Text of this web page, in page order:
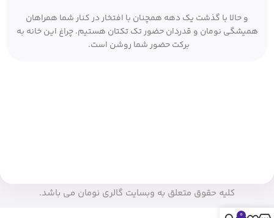
و حالا با گذشت یک دهه همچنان با افتخار در کنار شما همراهان
همیشگی نومان و قدردان حضور تک تکتان هستیم. چراغ این خانه به
برکت حضور شما روشن است.
کلیه حقوق متعلق به وبسایت گالری نومان می باشد.
0